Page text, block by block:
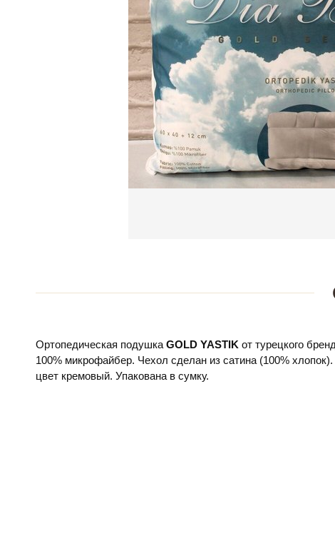
Ортопедическая подушка GOLD YASTIK от турецкого
100% микрофайбер. Чехол сделан из сатина (100%
цвет кремовый. Упакована в сумку.